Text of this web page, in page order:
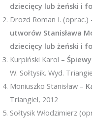
dziecięcy lub żeński i
Drozd Roman I. (oprac.)
utworów Stanisława
dziecięcy lub żeński i
Kurpiński Karol –
W. Sołtysik. Wyd.
Moniuszko Stanisław –
Triangiel, 2012
Sołtysik Włodzimierz